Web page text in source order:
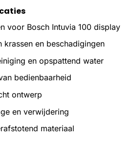
voor Bosch Intuvia 100 display
krassen en beschadigingen
en opspattend water
bedienbaarheid
ontwerp
en verwijdering
materiaal